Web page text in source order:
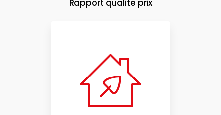
Rapport qualité prix